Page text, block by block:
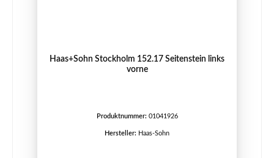
Haas+Sohn Stockholm 152.17 Seitenstein links
vorne
Produktnummer: 01041926
Hersteller: Haas-Sohn